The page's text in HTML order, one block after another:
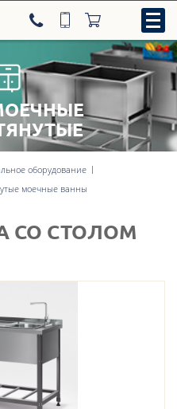
оборудование
моечные ванны
СО СТОЛОМ